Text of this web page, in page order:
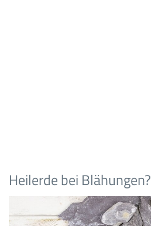
Heilerde bei Blähungen?